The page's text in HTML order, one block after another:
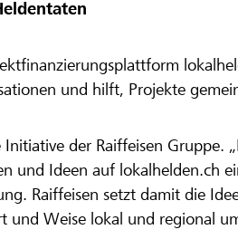
und hilft, Projekte
der Raiffeisen Gruppe.
und Ideen auf lokalhelden.ch
Raiffeisen setzt damit die
und Weise lokal und regional